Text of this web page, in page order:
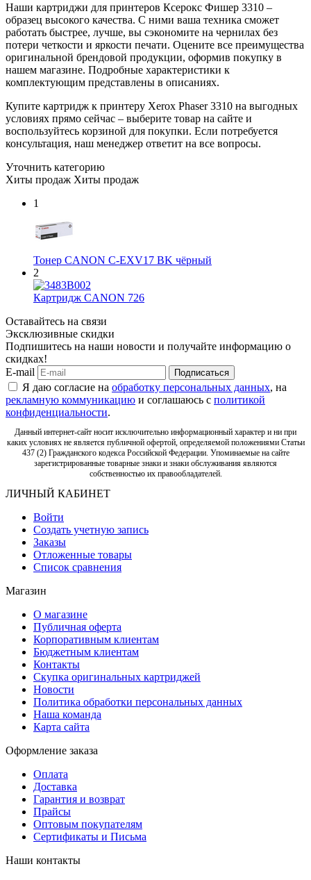
Наши картриджи для принтеров Ксерокс Фишер 3310 –
образец высокого качества. С ними ваша техника сможет
работать быстрее, лучше, вы сэкономите на чернилах без
потери четкости и яркости печати. Оцените все преимущества
оригинальной брендовой продукции, оформив покупку в
нашем магазине. Подробные характеристики к
комплектующим представлены в описаниях.
Купите картридж к принтеру Xerox Phaser 3310 на выгодных
условиях прямо сейчас – выберите товар на сайте и
воспользуйтесь корзиной для покупки. Если потребуется
консультация, наш менеджер ответит на все вопросы.
Уточнить категорию
Хиты продаж Хиты продаж
1
Тонер CANON C-EXV17 BK чёрный
2
Картридж CANON 726
Оставайтесь на связи
Эксклюзивные скидки
Подпишитесь на наши новости и получайте информацию о
скидках!
E-mail
Подписаться
Я даю согласие на обработку персональных данных, на
рекламную коммуникацию и соглашаюсь с политикой
конфиденциальности.
Данный интернет-сайт носит исключительно информационный характер и ни при
каких условиях не является публичной офертой, определяемой положениями Статьи
437 (2) Гражданского кодекса Российской Федерации. Упоминаемые на сайте
зарегистрированные товарные знаки и знаки обслуживания являются
собственностью их правообладателей.
ЛИЧНЫЙ КАБИНЕТ
Войти
Создать учетную запись
Заказы
Отложенные товары
Список сравнения
Магазин
О магазине
Публичная оферта
Корпоративным клиентам
Бюджетным клиентам
Контакты
Скупка оригинальных картриджей
Новости
Политика обработки персональных данных
Наша команда
Карта сайта
Оформление заказа
Оплата
Доставка
Гарантия и возврат
Прайсы
Оптовым покупателям
Сертификаты и Письма
Наши контакты